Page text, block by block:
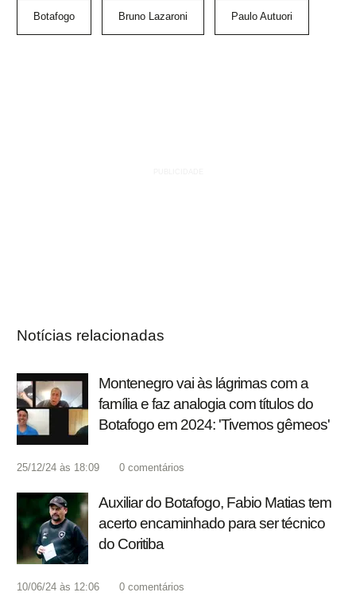
Botafogo Bruno Lazaroni Paulo Autuori
Notícias relacionadas
Montenegro vai às lágrimas com a
família e faz analogia com títulos do
Botafogo em 2024: 'Tivemos gêmeos'
25/12/24 às 18:09 0 comentários
Auxiliar do Botafogo, Fabio Matias tem
acerto encaminhado para ser técnico
do Coritiba
10/06/24 às 12:06 0 comentários